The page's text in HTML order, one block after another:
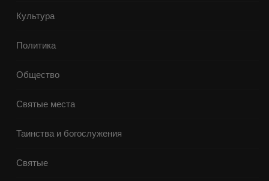
Культура
Политика
Общество
Святые места
Таинства и богослужения
Святые